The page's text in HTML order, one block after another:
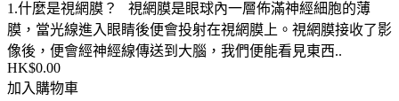
1.什麼是視網膜？ 視網膜是眼球內一層佈滿神經細胞的薄
膜，當光線進入眼睛後便會投射在視網膜上。視網膜接收了影
像後，便會經神經線傳送到大腦，我們便能看見東西..
HK$0.00
加入購物車